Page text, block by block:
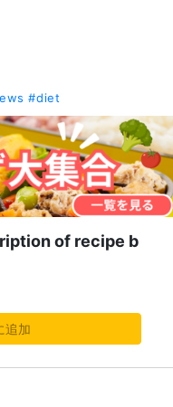
#diet
of recipe b
追加